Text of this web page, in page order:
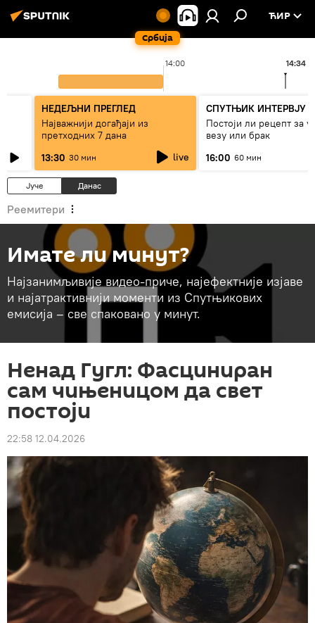
Србија
ЋИР
14:00 14:34
НЕДЕЉНИ ПРЕГЛЕД
Најважнији догађаји из
претходних 7 дана
13:30 30 мин live
СПУТЊИК ИНТЕРВЈУ
Постоји ли рецепт за
везу или брак
16:00 60 мин
Јуче Данас
Реемитери
Имате ли минут?
Најзанимљивије видео-приче, најефектније изјаве
и најатрактивнији моменти из Спутњикових
емисија – све спаковано у минут.
Ненад Гугл: Фасциниран
сам чињеницом да свет
постоји
22:58 12.04.2026